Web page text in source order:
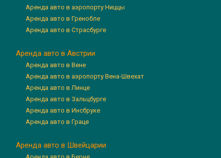
Аренда авто в аэропорту Ниццы
Аренда авто в Гренобле
Аренда авто в Страсбурге
Аренда авто в Австрии
Аренда авто в Вене
Аренда авто в аэропорту Вена-Швехат
Аренда авто в Линце
Аренда авто в Зальцбурге
Аренда авто в Инсбруке
Аренда авто в Граце
Аренда авто в Швейцарии